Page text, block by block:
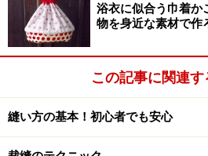
浴衣に似合う巾着か
物を身近な素材で作
この記事に関連す
縫い方の基本！初心者でも安心